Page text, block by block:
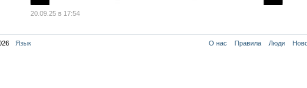
20.09.25 в 17:54
Язык О нас Правила Люди